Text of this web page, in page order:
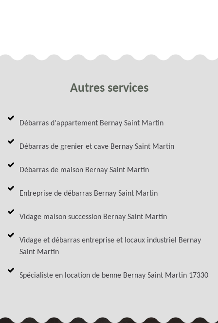
Autres services
Débarras d'appartement Bernay Saint Martin
Débarras de grenier et cave Bernay Saint Martin
Débarras de maison Bernay Saint Martin
Entreprise de débarras Bernay Saint Martin
Vidage maison succession Bernay Saint Martin
Vidage et débarras entreprise et locaux industriel Bernay
Saint Martin
Spécialiste en location de benne Bernay Saint Martin 17330